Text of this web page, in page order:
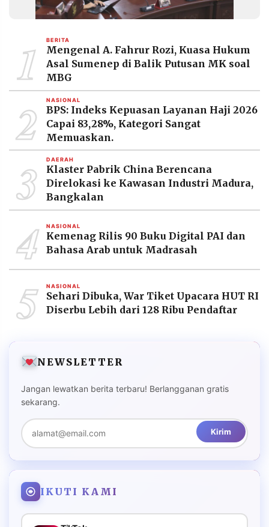
1 BERITA
Mengenal A. Fahrur Rozi, Kuasa Hukum
Asal Sumenep di Balik Putusan MK soal
MBG
2 NASIONAL
BPS: Indeks Kepuasan Layanan Haji 2026
Capai 83,28%, Kategori Sangat
Memuaskan.
3 DAERAH
Klaster Pabrik China Berencana
Direlokasi ke Kawasan Industri Madura,
Bangkalan
4 NASIONAL
Kemenag Rilis 90 Buku Digital PAI dan
Bahasa Arab untuk Madrasah
5 NASIONAL
Sehari Dibuka, War Tiket Upacara HUT RI
Diserbu Lebih dari 128 Ribu Pendaftar
NEWSLETTER
Jangan lewatkan berita terbaru! Berlangganan gratis
sekarang.
Kirim
IKUTI KAMI